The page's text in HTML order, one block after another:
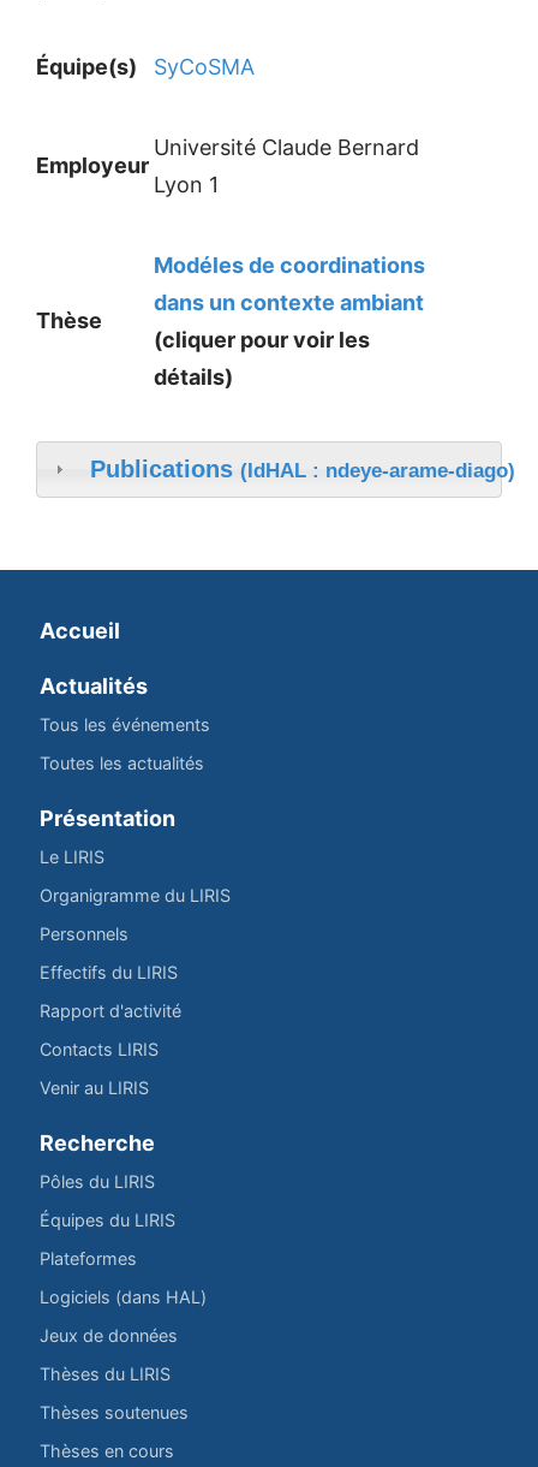
Équipe(s) SyCoSMA
Employeur
Université Claude Bernard
Lyon 1
Thèse
Modéles de coordinations
dans un contexte ambiant
(cliquer pour voir les
détails)
Publications (IdHAL : ndeye-arame-diago)
Accueil
Actualités
Tous les événements
Toutes les actualités
Présentation
Le LIRIS
Organigramme du LIRIS
Personnels
Effectifs du LIRIS
Rapport d'activité
Contacts LIRIS
Venir au LIRIS
Recherche
Pôles du LIRIS
Équipes du LIRIS
Plateformes
Logiciels (dans HAL)
Jeux de données
Thèses du LIRIS
Thèses soutenues
Thèses en cours